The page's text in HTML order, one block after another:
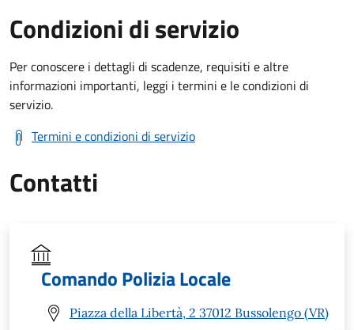
Condizioni di servizio
Per conoscere i dettagli di scadenze, requisiti e altre
informazioni importanti, leggi i termini e le condizioni di
servizio.
Termini e condizioni di servizio
Contatti
Comando Polizia Locale
Piazza della Libertà, 2 37012 Bussolengo (VR)